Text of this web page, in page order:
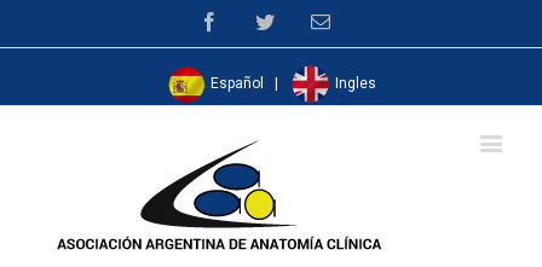
FacebookTwitterEmail
Español | Ingles